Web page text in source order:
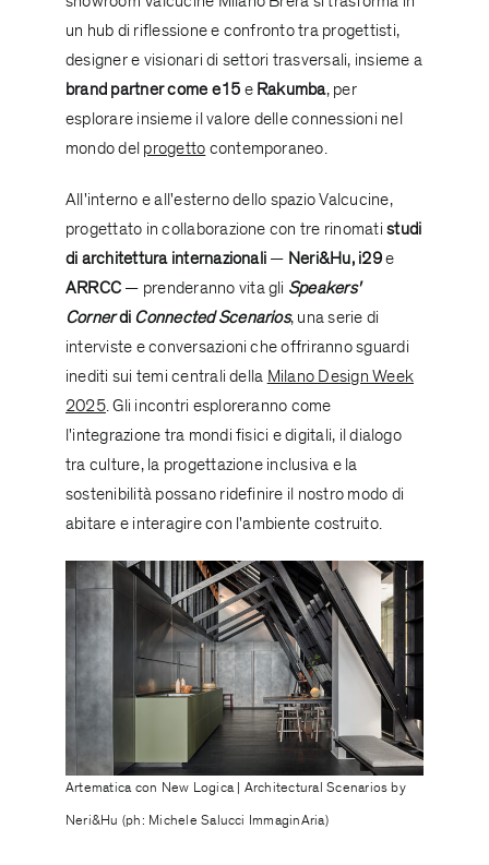
un hub di riflessione e confronto tra progettisti,
designer e visionari di settori trasversali, insieme a
brand partner come e15 eRakumba, per
esplorare insieme il valore delle connessioni nel
mondo del progetto contemporaneo.
All'interno e all'esterno dello spazio Valcucine,
progettato in collaborazione con tre rinomatistudi
di architettura internazionali — Neri&Hu, i29e
ARRCC — prenderanno vita gli Speakers'
Cornerdi Connected Scenarios, una serie di
interviste e conversazioni che offriranno sguardi
inediti sui temi centrali della Milano Design Week
2025. Gli incontri esploreranno come
l'integrazione tra mondi fisici e digitali, il dialogo
tra culture, la progettazione inclusiva e la
sostenibilità possano ridefinire il nostro modo di
abitare e interagire con l'ambiente costruito.
Artematica con New Logica | Architectural Scenarios by
Neri&Hu (ph: Michele Salucci ImmaginAria)